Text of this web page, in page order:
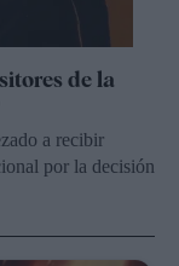
de la
a recibir
por la decisión